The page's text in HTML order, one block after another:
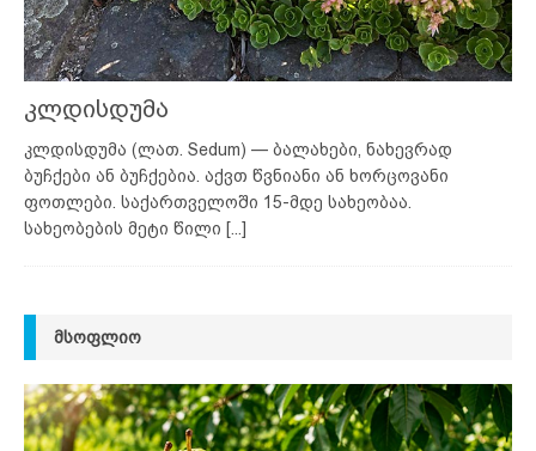
კლდისდუმა
კლდისდუმა (ლათ. Sedum) — ბალახები, ნახევრად
ბუჩქები ან ბუჩქებია. აქვთ წვნიანი ან ხორცოვანი
ფოთლები. საქართველოში 15-მდე სახეობაა.
სახეობების მეტი წილი [...]
ᲛᲡᲝᲤᲚᲘᲝ